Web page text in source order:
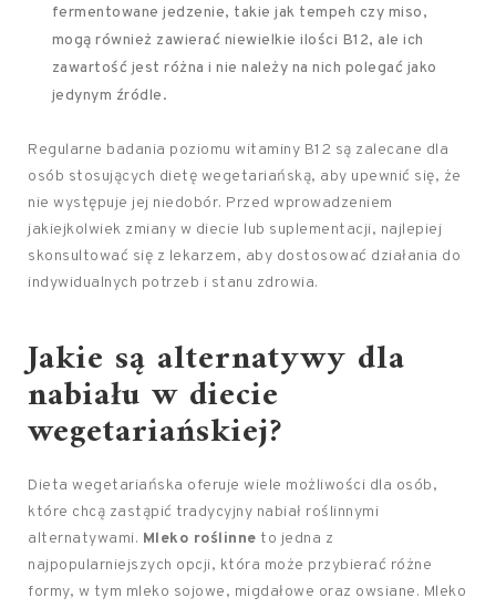
fermentowane jedzenie, takie jak tempeh czy miso,
mogą również zawierać niewielkie ilości B12, ale ich
zawartość jest różna i nie należy na nich polegać jako
jedynym źródle.
Regularne badania poziomu witaminy B12 są zalecane dla
osób stosujących dietę wegetariańską, aby upewnić się, że
nie występuje jej niedobór. Przed wprowadzeniem
jakiejkolwiek zmiany w diecie lub suplementacji, najlepiej
skonsultować się z lekarzem, aby dostosować działania do
indywidualnych potrzeb i stanu zdrowia.
Jakie są alternatywy dla
nabiału w diecie
wegetariańskiej?
Dieta wegetariańska oferuje wiele możliwości dla osób,
które chcą zastąpić tradycyjny nabiał roślinnymi
alternatywami. Mleko roślinne to jedna z
najpopularniejszych opcji, która może przybierać różne
formy, w tym mleko sojowe, migdałowe oraz owsiane. Mleko